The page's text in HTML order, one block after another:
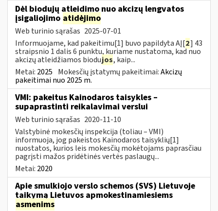
Dėl biodujų atleidimo nuo akcizų lengvatos
įsigaliojimo atidėjimo
Web turinio sąrašas 2025-07-01
Informuojame, kad pakeitimu[1] buvo papildyta AĮ[2] 43
straipsnio 1 dalis 6 punktu, kuriame nustatoma, kad nuo
akcizų atleidžiamos biodujos, kaip...
Metai: 2025 Mokesčių įstatymų pakeitimai:Akcizų
pakeitimai nuo 2025 m.
VMI: pakeitus Kainodaros taisykles –
supaprastinti reikalavimai verslui
Web turinio sąrašas 2020-11-10
Valstybinė mokesčių inspekcija (toliau – VMI)
informuoja, jog pakeistos Kainodaros taisyklių[1]
nuostatos, kurios leis mokesčių mokėtojams paprasčiau
pagrįsti mažos pridėtinės vertės paslaugų...
Metai: 2020
Apie smulkiojo verslo schemos (SVS) Lietuvoje
taikymą Lietuvos apmokestinamiesiems
asmenims